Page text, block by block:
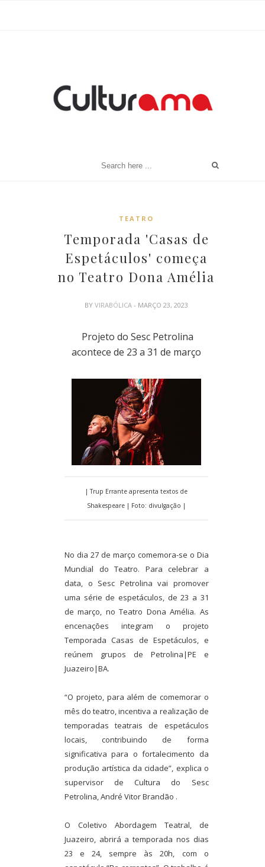
TEATRO
Temporada 'Casas de
Espetáculos' começa
no Teatro Dona Amélia
BYVIRABÓLICA- MARÇO 23, 2023
Projeto do Sesc Petrolina
acontece de 23 a 31 de março
| Trup Errante apresenta textos de
Shakespeare | Foto: divulgação |
No dia 27 de março comemora-se o Dia
Mundial do Teatro. Para celebrar a
data, o Sesc Petrolina vai promover
uma série de espetáculos, de 23 a 31
de março, no Teatro Dona Amélia. As
encenações integram o projeto
Temporada Casas de Espetáculos, e
reúnem grupos de Petrolina|PE e
Juazeiro|BA.
“O projeto, para além de comemorar o
mês do teatro, incentiva a realização de
temporadas teatrais de espetáculos
locais, contribuindo de forma
significativa para o fortalecimento da
produção artística da cidade”, explica o
supervisor de Cultura do Sesc
Petrolina, André Vitor Brandão .
O Coletivo Abordagem Teatral, de
Juazeiro, abrirá a temporada nos dias
23 e 24, sempre às 20h, com o